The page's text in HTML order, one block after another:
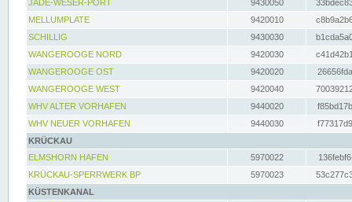
JADE-WESER-PORT
9430050
MELLUMPLATE
9420010
SCHILLIG
9430030
WANGEROOGE NORD
9420030
WANGEROOGE OST
9420020
WANGEROOGE WEST
9420040
WHV ALTER VORHAFEN
9440020
WHV NEUER VORHAFEN
9440030
KRÜCKAU
ELMSHORN HAFEN
5970022
KRÜCKAU-SPERRWERK BP
5970023
KÜSTENKANAL